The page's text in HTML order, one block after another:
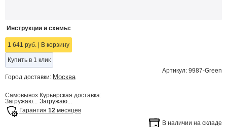
Инструкции и схемы:
1 641 руб. В корзину
Купить в 1 клик
Артикул: 9987-Green
Город доставки: Москва
Самовывоз:
Загружаю...
Курьерская доставка:
Загружаю...
Гарантия 12 месяцев
В наличии на складе